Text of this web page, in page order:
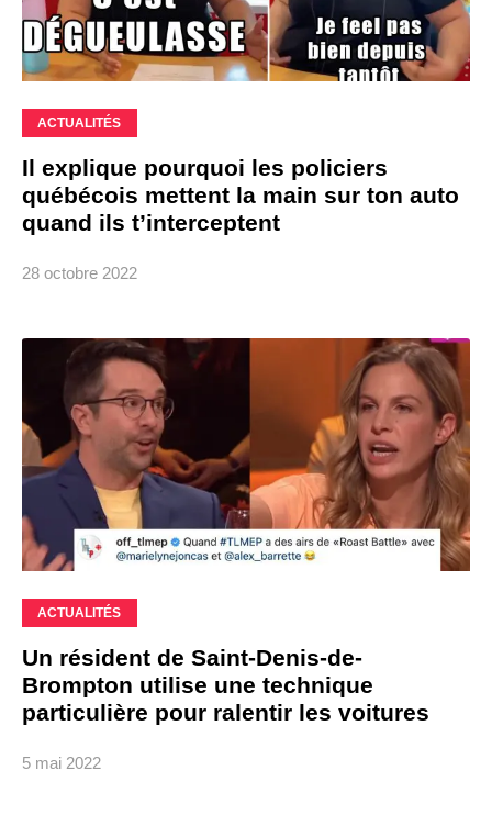
ACTUALITÉS
Il explique pourquoi les policiers
québécois mettent la main sur ton auto
quand ils t’interceptent
28 octobre 2022
ACTUALITÉS
Un résident de Saint-Denis-de-
Brompton utilise une technique
particulière pour ralentir les voitures
5 mai 2022